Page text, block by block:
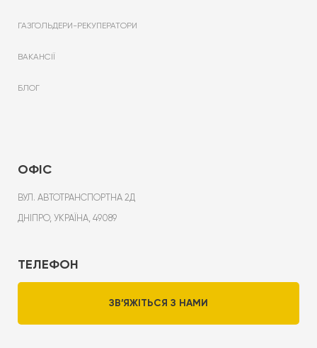
ГАЗГОЛЬДЕРИ-РЕКУПЕРАТОРИ
ВАКАНСІЇ
БЛОГ
ОФІС
ВУЛ. АВТОТРАНСПОРТНА 2Д
ДНІПРО, УКРАЇНА, 49089
ТЕЛЕФОН
ЗВ’ЯЖІТЬСЯ З НАМИ